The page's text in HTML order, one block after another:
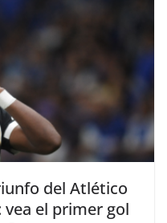
del Atlético
el primer gol